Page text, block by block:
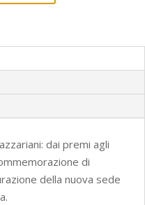
dai premi agli
di
della nuova sede